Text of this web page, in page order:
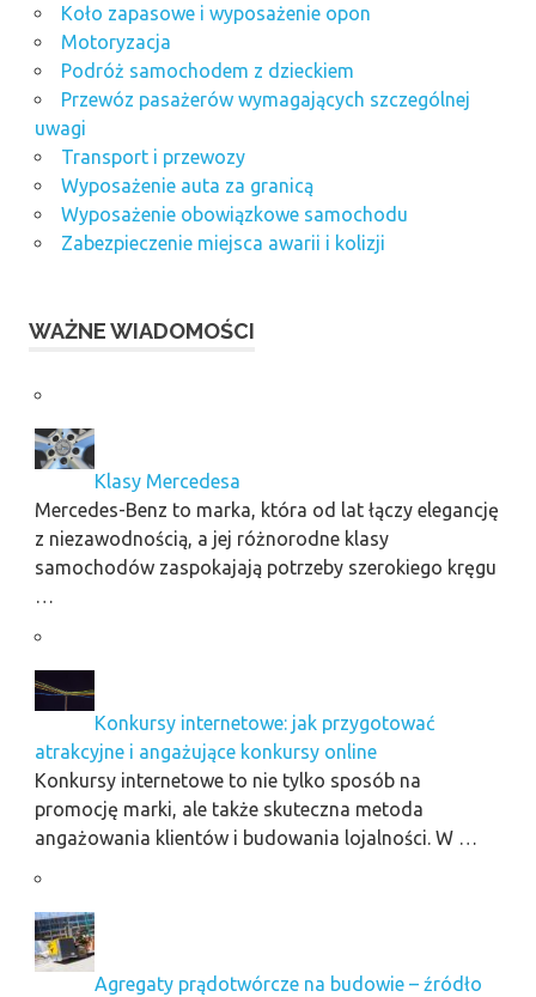
Koło zapasowe i wyposażenie opon
Motoryzacja
Podróż samochodem z dzieckiem
Przewóz pasażerów wymagających szczególnej
uwagi
Transport i przewozy
Wyposażenie auta za granicą
Wyposażenie obowiązkowe samochodu
Zabezpieczenie miejsca awarii i kolizji
WAŻNE WIADOMOŚCI
Klasy Mercedesa
Mercedes-Benz to marka, która od lat łączy elegancję
z niezawodnością, a jej różnorodne klasy
samochodów zaspokajają potrzeby szerokiego kręgu
…
Konkursy internetowe: jak przygotować
atrakcyjne i angażujące konkursy online
Konkursy internetowe to nie tylko sposób na
promocję marki, ale także skuteczna metoda
angażowania klientów i budowania lojalności. W …
Agregaty prądotwórcze na budowie – źródło